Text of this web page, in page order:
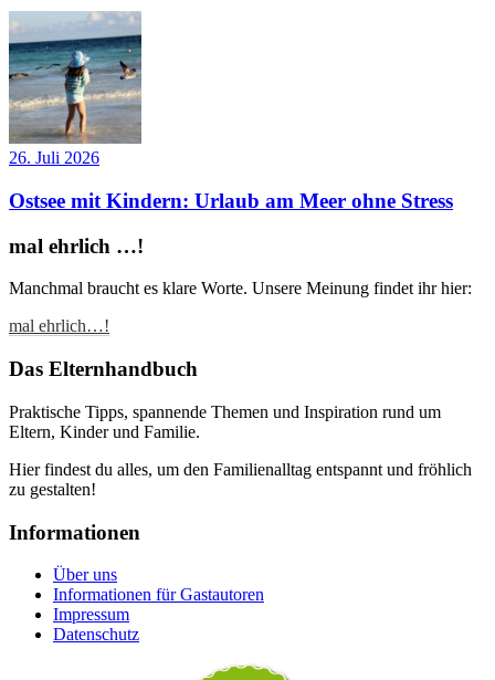
26. Juli 2026
Ostsee mit Kindern: Urlaub am Meer ohne Stress
mal ehrlich …!
Manchmal braucht es klare Worte. Unsere Meinung findet ihr hier:
mal ehrlich…!
Das Elternhandbuch
Praktische Tipps, spannende Themen und Inspiration rund um
Eltern, Kinder und Familie.
Hier findest du alles, um den Familienalltag entspannt und fröhlich
zu gestalten!
Informationen
Über uns
Informationen für Gastautoren
Impressum
Datenschutz